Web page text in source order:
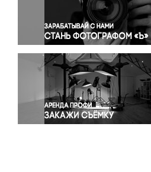
Правосудие
Происшествия и конфликты
Религия
Светская жизнь
Спорт
Экология
Экономика и бизнес